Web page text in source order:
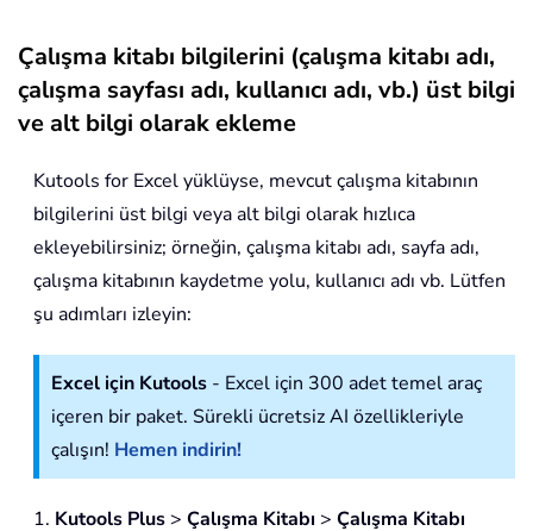
Çalışma kitabı bilgilerini (çalışma kitabı adı,
çalışma sayfası adı, kullanıcı adı, vb.) üst bilgi
ve alt bilgi olarak ekleme
Kutools for Excel yüklüyse, mevcut çalışma kitabının
bilgilerini üst bilgi veya alt bilgi olarak hızlıca
ekleyebilirsiniz; örneğin, çalışma kitabı adı, sayfa adı,
çalışma kitabının kaydetme yolu, kullanıcı adı vb. Lütfen
şu adımları izleyin:
Excel için Kutools - Excel için 300 adet temel araç
içeren bir paket. Sürekli ücretsiz AI özellikleriyle
çalışın! Hemen indirin!
1. Kutools Plus > Çalışma Kitabı > Çalışma Kitabı